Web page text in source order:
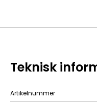
Teknisk
Artikelnummer